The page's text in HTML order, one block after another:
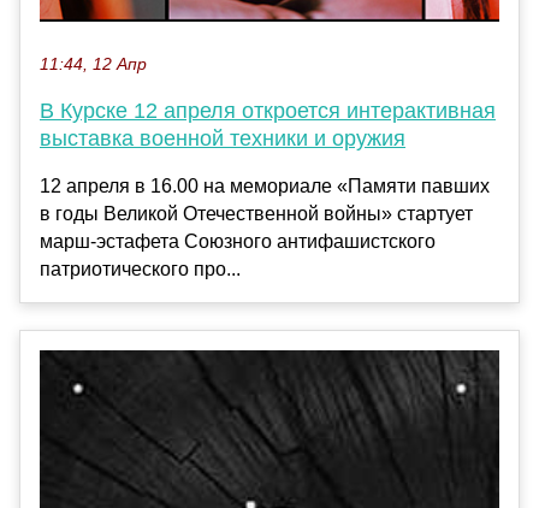
11:44, 12 Апр
В Курске 12 апреля откроется интерактивная
выставка военной техники и оружия
12 апреля в 16.00 на мемориале «Памяти павших
в годы Великой Отечественной войны» стартует
марш-эстафета Союзного антифашистского
патриотического про...